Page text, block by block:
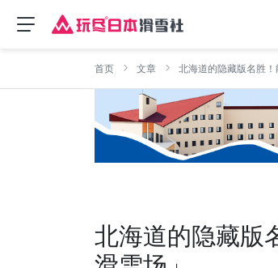
首页 文章 北海道的隐藏版名胜！
北海道的隐藏版